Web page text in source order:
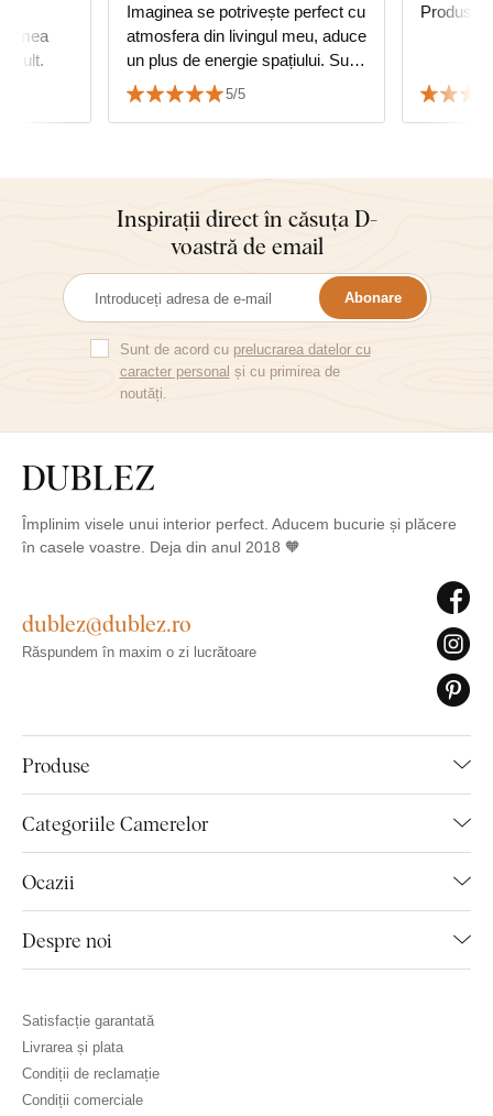
mea
mult.
Imaginea se potrivește perfect cu
atmosfera din livingul meu, aduce
un plus de energie spațiului. Sunt
foarte mulțumit de calitate și de
serviciu.
5/5
Produs
Inspirații direct în căsuța D-
voastră de email
Abonare
Sunt de acord cu prelucrarea datelor cu
caracter personal și cu primirea de
noutăți.
Împlinim visele unui interior perfect. Aducem bucurie și plăcere
în casele voastre. Deja din anul 2018 🧡
Produse
Categoriile Camerelor
Ocazii
Despre noi
dublez@dublez.ro
Răspundem în maxim o zi lucrătoare
Satisfacție garantată
Livrarea și plata
Condiții de reclamație
Condiții comerciale